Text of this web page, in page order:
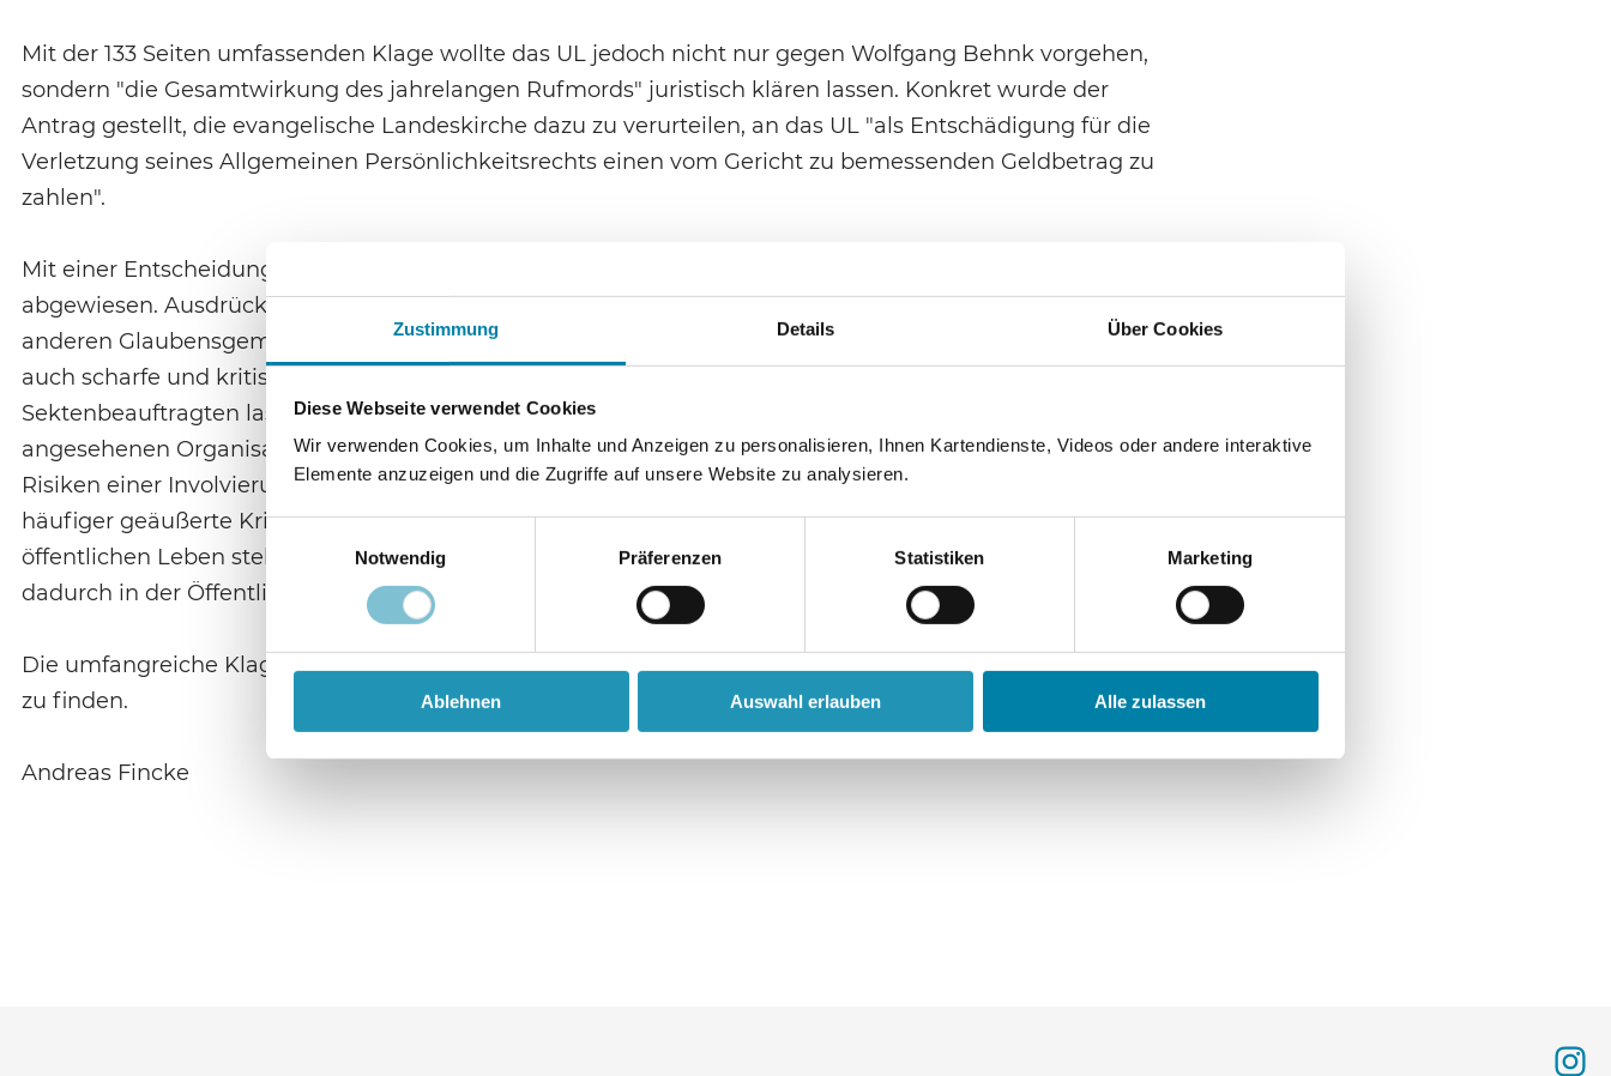
Zustimmung Details Über Cookies
Diese Webseite verwendet Cookies
Wir verwenden Cookies, um Inhalte und Anzeigen zu personalisieren, Ihnen Kartendienste, Videos oder andere interaktive
Elemente anzuzeigen und die Zugriffe auf unsere Website zu analysieren.
Einwilligungsauswahl
Notwendig
Präferenzen Statistiken Marketing
Ablehnen Auswahl erlauben Alle zulassen
Mit der 133 Seiten umfassenden Klage wollte das UL jedoch nicht nur gegen Wolfgang Behnk vorgehen,
sondern "die Gesamtwirkung des jahrelangen Rufmords" juristisch klären lassen. Konkret wurde der
Antrag gestellt, die evangelische Landeskirche dazu zu verurteilen, an das UL "als Entschädigung für die
Verletzung seines Allgemeinen Persönlichkeitsrechts einen vom Gericht zu bemessenden Geldbetrag zu
zahlen".
Mit einer Entscheidung vom 17.12. 2002 hat die 9. Zivilkammer des Münchner Landgerichts die Klage
abgewiesen. Ausdrücklich wurde der Landeskirche zugebilligt, "sich im öffentlichen Meinungskampf mit
anderen Glaubensgemeinschaften auseinander zu setzen. Im Rahmen der Meinungsäußerung sind ihr
auch scharfe und kritische Bemerkungen gestattet. Die angegriffenen Äußerungen des
Sektenbeauftragten lassen stets das Anliegen erkennen, einer von der Beklagten als gefährlich
angesehenen Organisation öffentlich entschieden entgegenzutreten und dadurch Menschen vor den
Risiken einer Involvierung zu warnen, ohne dabei die Grenzen zur Schmähkritik zu überschreiten. Auch
häufiger geäußerte Kritik, die sich im Rahmen des Grundrechts der Meinungsfreiheit hält, muss die im
öffentlichen Leben stehende Glaubensgemeinschaft Universelles Leben hinnehmen, selbst wenn sie
dadurch in der Öffentlichkeit an Ansehen verloren hat." (Az.: 9 O 3956/02)
Die umfangreiche Klageschrift ist noch (20.1. 2003) im Internet unter der Adresse www.sailer-hetzel.com/
zu finden.
Andreas Fincke